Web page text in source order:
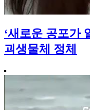
‘새로운 공포가
괴생물체 정체